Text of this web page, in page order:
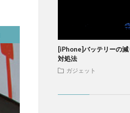
[iPhone]バッテリーの
対処法
ガジェット